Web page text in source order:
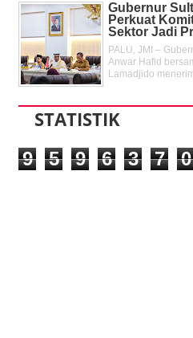
Gubernur
Perkuat
Sektor Jadi
PALU, JMI –
Anwar Hafid
Lamadjido
STATISTIK
9 5 9 6 3 7 0